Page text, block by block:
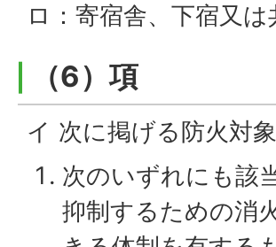
ロ：寄宿舎、下宿又は
（6）項
イ 次に掲げる防火対
次のいずれにも該
抑制するための消